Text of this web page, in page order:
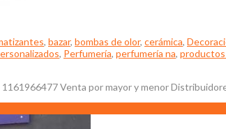
, bazar, bombas de olor, cerámica,
, Perfumería, perfumería na,
Venta por mayor y menor